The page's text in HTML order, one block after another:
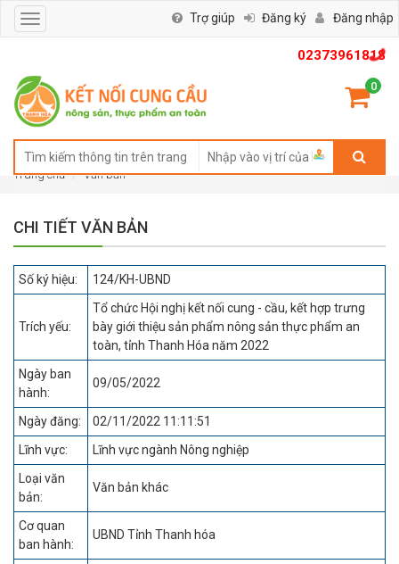
02373961818
0
Toggle
navigation
Trợ giúp Đăng ký Đăng nhập
Trang chủ Văn bản
CHI TIẾT VĂN BẢN
Số ký hiệu: 124/KH-UBND
Trích yếu:
Tổ chức Hội nghị kết nối cung - cầu, kết hợp trưng
bày giới thiệu sản phẩm nông sản thực phẩm an
toàn, tỉnh Thanh Hóa năm 2022
Ngày ban
hành:
09/05/2022
Ngày đăng:
02/11/2022 11:11:51
Lĩnh vực:
Lĩnh vực ngành Nông nghiệp
Loại văn
bản:
Văn bản khác
Cơ quan
ban hành:
UBND Tỉnh Thanh hóa